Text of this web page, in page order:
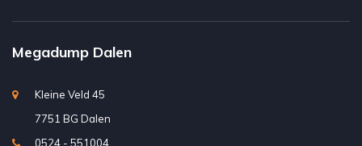
Megadump Dalen
Kleine Veld 45
7751 BG Dalen
0524 - 551004